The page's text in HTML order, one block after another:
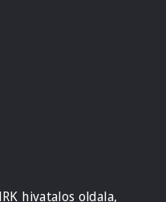
hivatalos oldala,